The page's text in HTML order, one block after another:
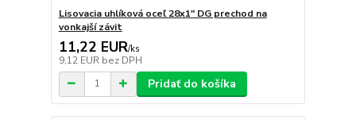
Lisovacia uhlíková oceľ 28x1" DG prechod na
vonkajší závit
11,22 EUR/ks
9,12 EUR bez DPH
Pridať do košíka